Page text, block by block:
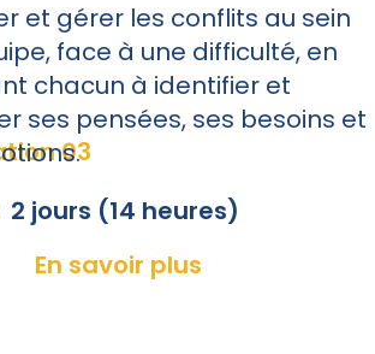
03
et gérer les conflits au sein
face à une difficulté, en
chacun à identifier et
ses pensées, ses besoins et
2 jours (14 heures)
En savoir plus